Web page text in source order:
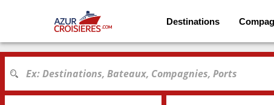
Destinations